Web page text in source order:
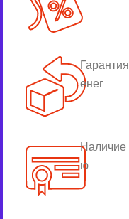
енег
Наличие
ю